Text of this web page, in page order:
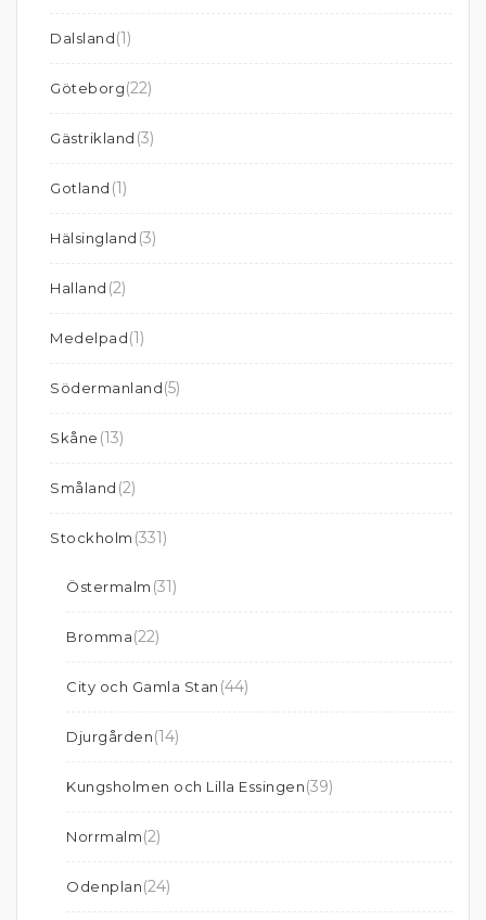
Dalsland(1)
Göteborg(22)
Gästrikland (3)
Gotland (1)
Hälsingland (3)
Halland (2)
Medelpad(1)
Södermanland(5)
Skåne (13)
Småland (2)
Stockholm (331)
Östermalm (31)
Bromma(22)
City och Gamla Stan (44)
Djurgården(14)
Kungsholmen och Lilla Essingen(39)
Norrmalm(2)
Odenplan(24)